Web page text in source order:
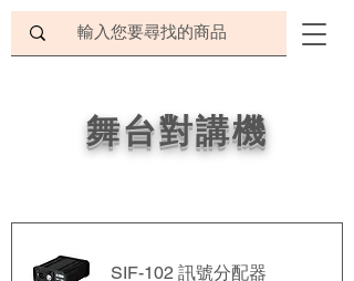
舞台對講機
SIF-102 訊號分配器